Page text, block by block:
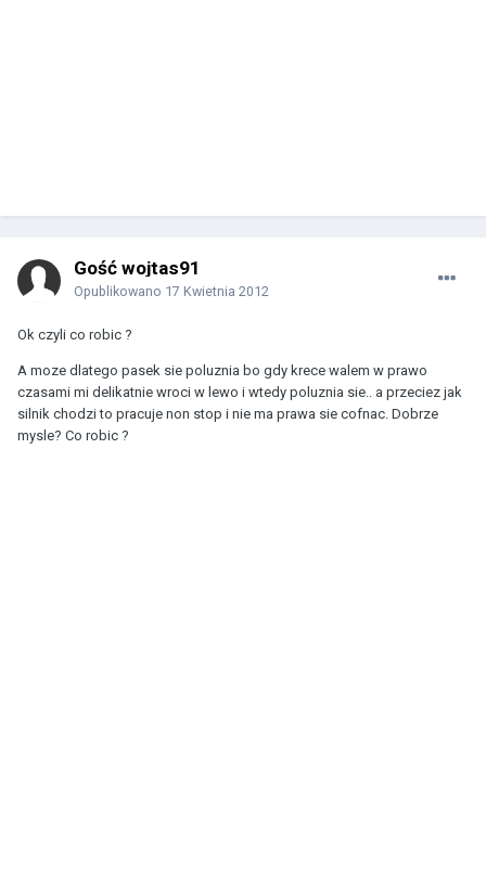
Gość wojtas91
Opublikowano 17 Kwietnia 2012
Ok czyli co robic ?
A moze dlatego pasek sie poluznia bo gdy krece walem w prawo
czasami mi delikatnie wroci w lewo i wtedy poluznia sie.. a przeciez jak
silnik chodzi to pracuje non stop i nie ma prawa sie cofnac. Dobrze
mysle? Co robic ?